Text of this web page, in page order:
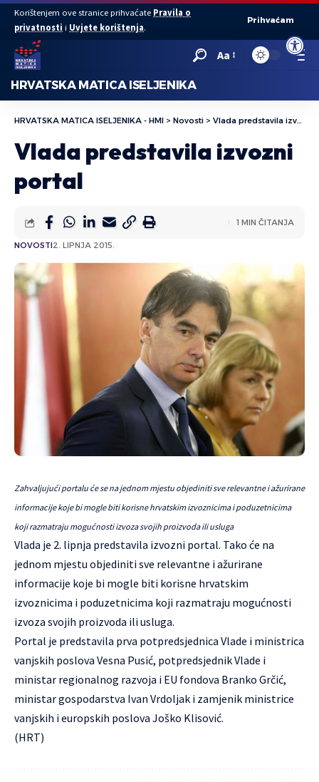
Open
Korištenjem ove stranice prihvaćate Pravila o
privatnosti i Uvjete korištenja.
Prihvaćam
Aa
HRVATSKA MATICA ISELJENIKA
HRVATSKA MATICA ISELJENIKA - HMI > Novosti > Vlada predstavila izvozni portal
Vlada predstavila izvozni
portal
NOVOSTI2. LIPNJA 2015.
1 MIN ČITANJA
Zahvaljujući portalu će se na jednom mjestu objediniti sve relevantne i ažurirane
informacije koje bi mogle biti korisne hrvatskim izvoznicima i poduzetnicima
koji razmatraju mogućnosti izvoza svojih proizvoda ili usluga
Vlada je 2. lipnja predstavila izvozni portal. Tako će na
jednom mjestu objediniti sve relevantne i ažurirane
informacije koje bi mogle biti korisne hrvatskim
izvoznicima i poduzetnicima koji razmatraju mogućnosti
izvoza svojih proizvoda ili usluga.
Portal je predstavila prva potpredsjednica Vlade i ministrica
vanjskih poslova Vesna Pusić, potpredsjednik Vlade i
ministar regionalnog razvoja i EU fondova Branko Grčić,
ministar gospodarstva Ivan Vrdoljak i zamjenik ministrice
vanjskih i europskih poslova Joško Klisović.
(HRT)